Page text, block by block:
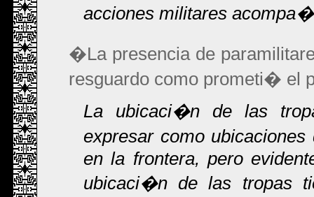
acciones militares
�La presencia de
resguardo como prometi� el
La ubicaci�n de las
expresar como
en la frontera, pero
ubicaci�n de las tropas